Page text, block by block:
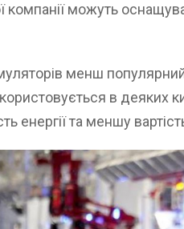
компанії можуть
менш
в деяких
енергії та меншу